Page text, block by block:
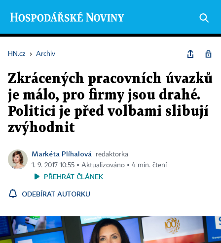
HN.cz › Archiv
Zkrácených pracovních úvazků
je málo, pro firmy jsou drahé.
Politici je před volbami slibují
zvýhodnit
Markéta Plíhalová
redaktorka
1. 9. 2017 10:55 ▪ Aktualizováno ▪ 4 min. čtení
PŘEHRÁT ČLÁNEK
ODEBÍRAT AUTORKU